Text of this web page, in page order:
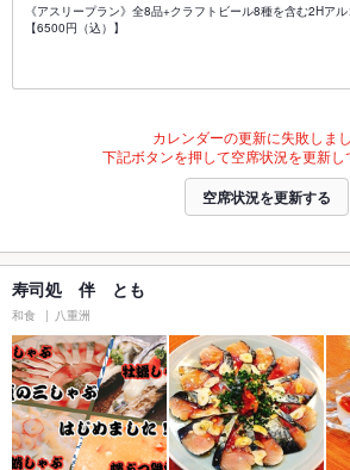
《アスリープラン》全8品+クラフトビール8種を含む2Hア
【6500円（込）】
カレンダーの更新に失敗しまし
下記ボタンを押して空席状況を更新し
空席状況を更新する
寿司処 伴 とも
和食 八重洲